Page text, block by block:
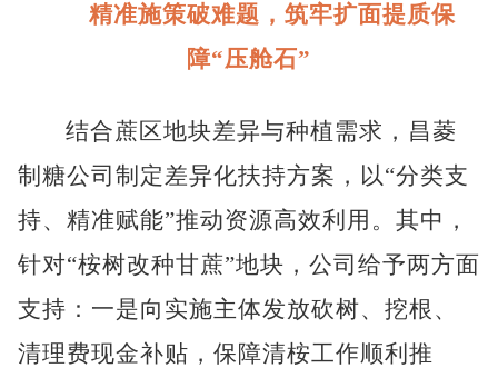
精准施策破难题，筑牢扩面提质保
障“压舱石”
结合蔗区地块差异与种植需求，昌菱
制糖公司制定差异化扶持方案，以“分类支
持、精准赋能”推动资源高效利用。其中，
针对“桉树改种甘蔗”地块，公司给予两方面
支持：一是向实施主体发放砍树、挖根、
清理费现金补贴，保障清桉工作顺利推